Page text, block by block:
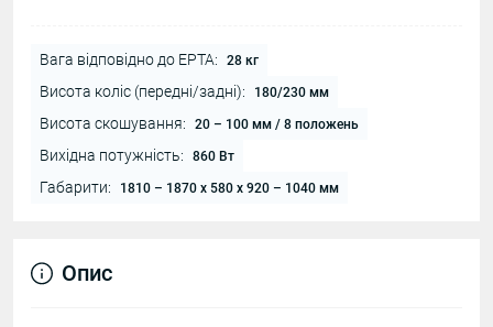
Вага відповідно до EPTA: 28 кг
Висота коліс (передні/задні): 180/230 мм
Висота скошування: 20 – 100 мм / 8 положень
Вихідна потужність: 860 Вт
Габарити: 1810 – 1870 x 580 x 920 – 1040 мм
Опис